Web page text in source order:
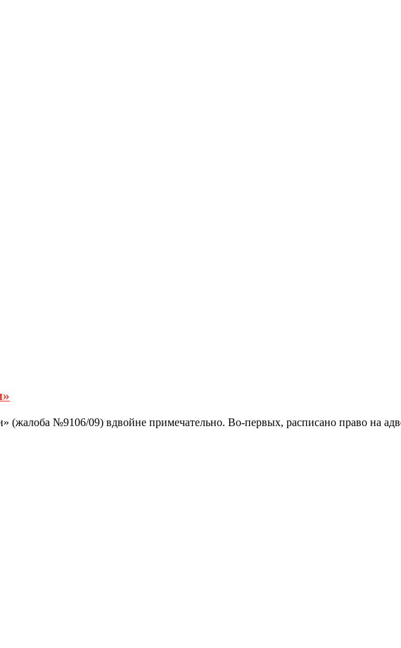
№9106/09) вдвойне примечательно. Во-первых, расписано право на